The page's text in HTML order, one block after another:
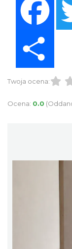
Twoja ocena:
Ocena: 0.0